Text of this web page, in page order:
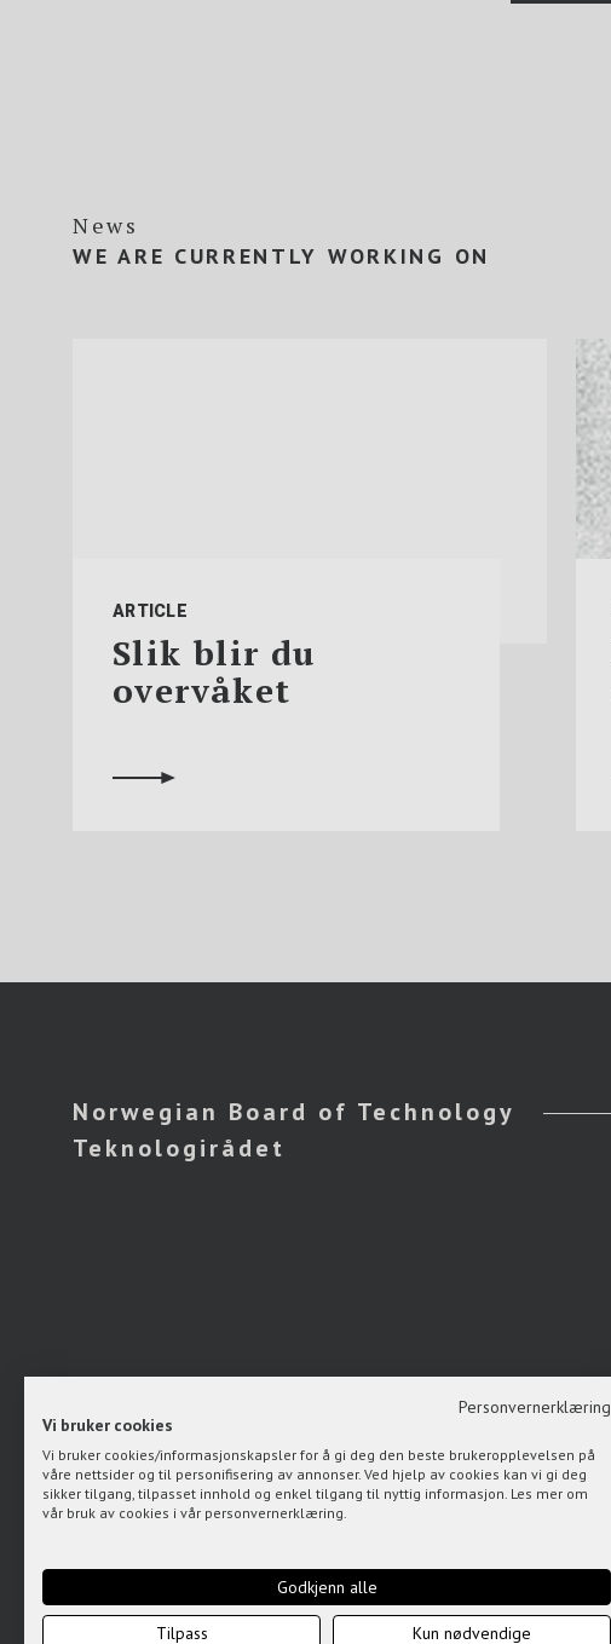
News
WE ARE CURRENTLY WORKING ON
ARTICLE
Slik blir du
overvåket
Norwegian Board of Technology
Teknologirådet
Personvernerklæring
Vi bruker cookies
Vi bruker cookies/informasjonskapsler for å gi deg den beste brukeropplevelsen på
våre nettsider og til personifisering av annonser. Ved hjelp av cookies kan vi gi deg
sikker tilgang, tilpasset innhold og enkel tilgang til nyttig informasjon. Les mer om
vår bruk av cookies i vår personvernerklæring.
Godkjenn alle
Tilpass Kun nødvendige